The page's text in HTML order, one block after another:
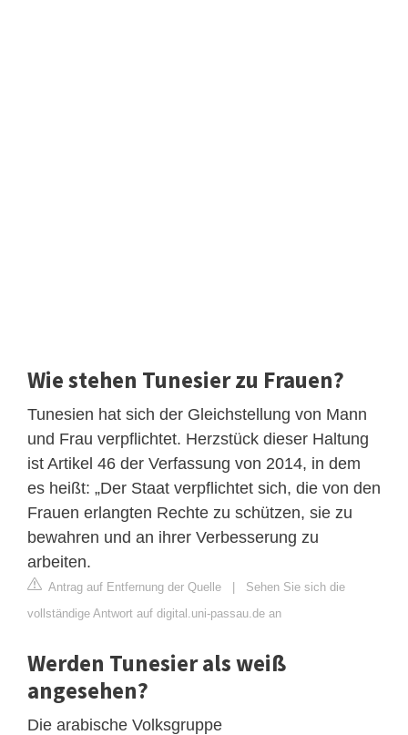
Wie stehen Tunesier zu Frauen?
Tunesien hat sich der Gleichstellung von Mann
und Frau verpflichtet. Herzstück dieser Haltung
ist Artikel 46 der Verfassung von 2014, in dem
es heißt: „Der Staat verpflichtet sich, die von den
Frauen erlangten Rechte zu schützen, sie zu
bewahren und an ihrer Verbesserung zu
arbeiten.
Antrag auf Entfernung der Quelle | Sehen Sie sich die
vollständige Antwort auf digital.uni-passau.de an
Werden Tunesier als weiß
angesehen?
Die arabische Volksgruppe